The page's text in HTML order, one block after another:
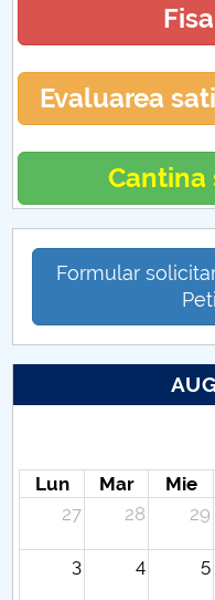
Evaluarea
Cantina
Formular
Lun Mar Mie
27
28 29
3 4 5